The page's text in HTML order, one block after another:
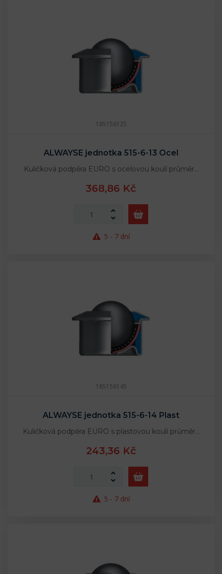
185156125
ALWAYSE jednotka 515-6-13 Ocel
Kuličková podpěra EURO s ocelovou koulí průměr…
368,86 Kč
5 - 7 dní
185156145
ALWAYSE jednotka 515-6-14 Plast
Kuličková podpěra EURO s plastovou koulí průměr…
243,36 Kč
5 - 7 dní